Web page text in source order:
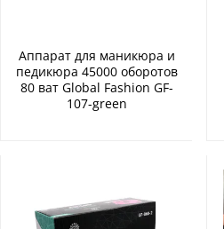
Аппарат для маникюра и
педикюра 45000 оборотов
80 ват Global Fashion GF-
107-green